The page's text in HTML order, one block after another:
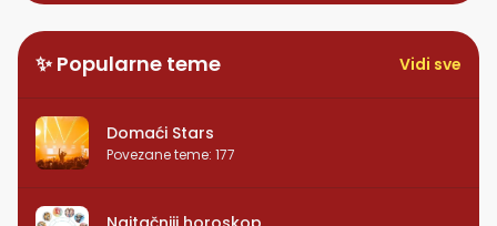
✨ Popularne teme Vidi sve
Domaći Stars
Povezane teme: 177